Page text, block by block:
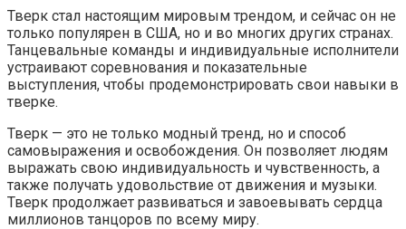
Тверк стал настоящим мировым трендом, и сейчас он не
только популярен в США, но и во многих других странах.
Танцевальные команды и индивидуальные исполнители
устраивают соревнования и показательные
выступления, чтобы продемонстрировать свои навыки в
тверке.
Тверк — это не только модный тренд, но и способ
самовыражения и освобождения. Он позволяет людям
выражать свою индивидуальность и чувственность, а
также получать удовольствие от движения и музыки.
Тверк продолжает развиваться и завоевывать сердца
миллионов танцоров по всему миру.